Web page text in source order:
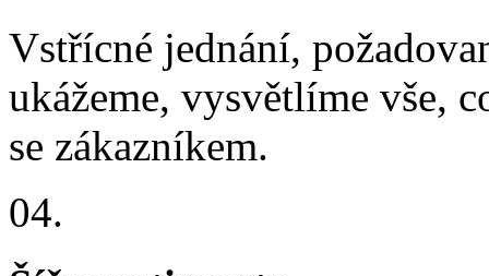
Vstřícné jednání,
ukážeme, vysvětlíme vše,
se zákazníkem.
04.